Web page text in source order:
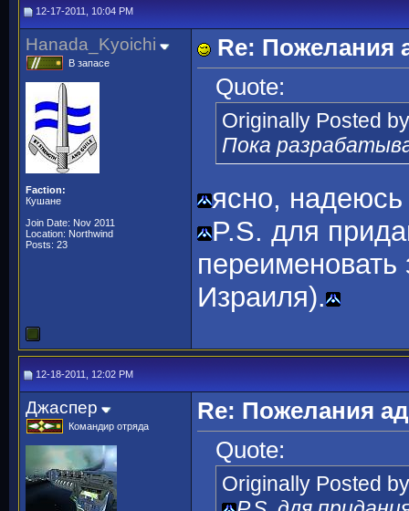
12-17-2011, 10:04 PM
Hanada_Kyoichi
В запасе
Faction:
Кушане
Join Date: Nov 2011
Location: Northwind
Posts: 23
Re: Пожелания
Quote:
Originally Posted
Пока
ясно, надеюсь
P.S. для
Израиля).
12-18-2011, 12:02 PM
Джаспер
Командир отряда
Re: Пожелания
Quote:
Originally Posted